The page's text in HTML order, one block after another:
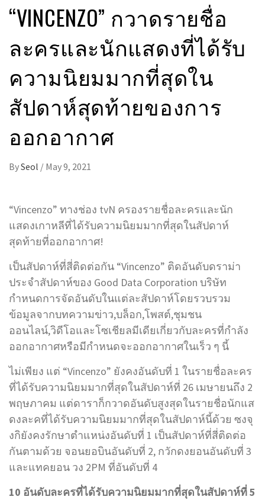
“VINCENZO” กวาดรายชื่อ
ละครและนักแสดงที่ได้รับ
ความนิยมมากที่สุดใน
สัปดาห์สุดท้ายของการ
ออกอากาศ
BySeol / May 9, 2021
“Vincenzo” ทางช่อง tvN ครองรายชื่อละครและนัก
แสดงเกาหลีที่ได้รับความนิยมมากที่สุดในสัปดาห์
สุดท้ายที่ออกอากาศ!
เป็นสัปดาห์ที่สี่ติดต่อกัน “Vincenzo” ติดอันดับดราม่า
ประจำสัปดาห์ของ Good Data Corporation บริษัท
กำหนดการจัดอันดับในแต่ละสัปดาห์โดยรวบรวม
ข้อมูลจากบทความข่าว,บล็อก,โพสต์,ชุมชน
ออนไลน์,วิดีโอและโซเชียลมีเดียเกี่ยวกับละครที่กำลัง
ออกอากาศหรือมีกำหนดจะออกอากาศในเร็ว ๆ นี้
ไม่เพียง แต่ “Vincenzo” ยังคงอันดับที่ 1 ในรายชื่อละคร
ที่ได้รับความนิยมมากที่สุดในสัปดาห์ที่ 26 เมษายนถึง 2
พฤษภาคม แต่ดาราก็กวาดอันดับสูงสุดในรายชื่อนักแส
ดงละคที่ได้รับความนิยมมากที่สุดในสัปดาห์นี้ด้วย ซงจุ
งกิยังคงรักษาตำแหน่งอันดับที่ 1 เป็นสัปดาห์ที่สี่ติดต่อ
กันตามด้วย จอนยอบินอันดับที่ 2, กวักดงยอนอันดับที่ 3
และแทคยอน วง 2PM ที่อันดับที่ 4
10 อันดับละครที่ได้รับความนิยมมากที่สุดในสัปดาห์ที่ 5